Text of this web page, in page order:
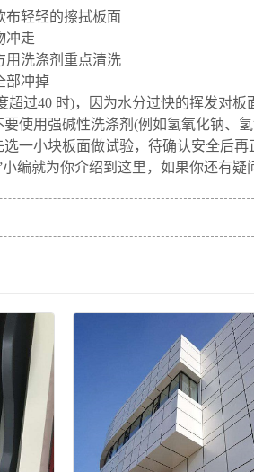
布轻轻的擦拭板面
冲走
用洗涤剂重点清洗
部冲掉
超过40 时)，因为水分过快的挥发对
使用强碱性洗涤剂(例如氢氧化钠、
一小块板面做试验，待确认安全后再
编就为你介绍到这里，如果你还有疑